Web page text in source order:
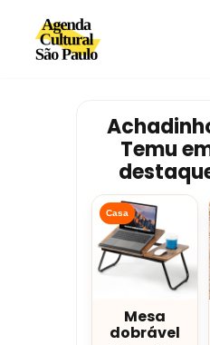
Avançar
Temu
Casa
Mesa
dobrável